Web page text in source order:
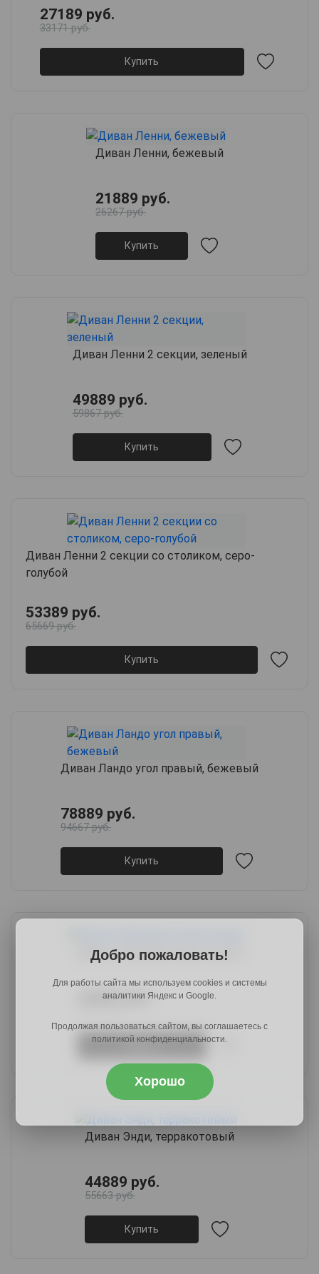
27189 руб.
33171 руб.
Купить
Диван Ленни, бежевый
21889 руб.
26267 руб.
Купить
Диван Ленни 2 секции, зеленый
49889 руб.
59867 руб.
Купить
Диван Ленни 2 секции со столиком, серо-
голубой
53389 руб.
65669 руб.
Купить
Диван Ландо угол правый, бежевый
78889 руб.
94667 руб.
Купить
Диван Плаза (рогожка), серый
25889 руб.
Купить
Диван Энди, терракотовый
44889 руб.
55663 руб.
Купить
Добро пожаловать!
Для работы сайта мы используем cookies и системы
аналитики Яндекс и Google.
Продолжая пользоваться сайтом, вы соглашаетесь с
политикой конфиденциальности.
Хорошо